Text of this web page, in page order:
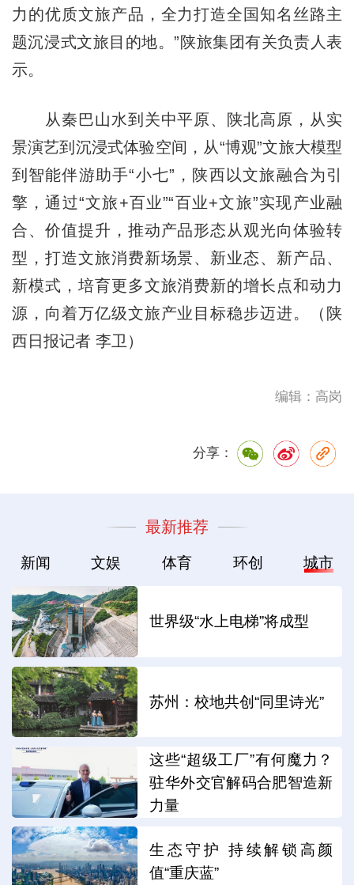
力的优质文旅产品，全力打造全国知名丝路主
题沉浸式文旅目的地。”陕旅集团有关负责人表
示。
从秦巴山水到关中平原、陕北高原，从实
景演艺到沉浸式体验空间，从“博观”文旅大模型
到智能伴游助手“小七”，陕西以文旅融合为引
擎，通过“文旅+百业”“百业+文旅”实现产业融
合、价值提升，推动产品形态从观光向体验转
型，打造文旅消费新场景、新业态、新产品、
新模式，培育更多文旅消费新的增长点和动力
源，向着万亿级文旅产业目标稳步迈进。（陕
西日报记者 李卫）
编辑：高岗
分享：
最新推荐
新闻 文娱 体育 环创 城市
世界级“水上电梯”将成型
苏州：校地共创“同里诗光”
这些“超级工厂”有何魔力？
驻华外交官解码合肥智造新
力量
生态守护 持续解锁高颜
值“重庆蓝”